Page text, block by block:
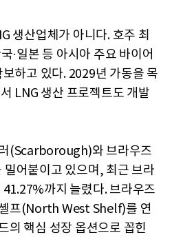
생산업체가 아니다. 호주 최
·일본 등 아시아 주요 바이어
하고 있다. 2029년 가동을 목
LNG 생산 프로젝트도 개발
(Scarborough)와 브라우즈
어붙이고 있으며, 최근 브라
까지 늘렸다. 브라우즈
프(North West Shelf)를 연
의 핵심 성장 옵션으로 꼽힌